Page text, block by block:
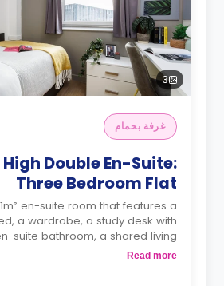
3
غرفة بحمام
Double En-Suite:
Three Bedroom Flat
en-suite room that features a
a wardrobe, a study desk with
suite bathroom, a shared living
a kitchen that has a fridge and a
Read more